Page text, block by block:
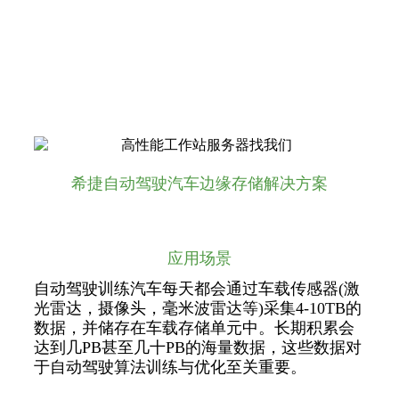
希捷自动驾驶汽车边缘存储解决方案
应用场景
自动驾驶训练汽车每天都会通过车载传感器(激
光雷达，摄像头，毫米波雷达等)采集4-10TB的
数据，并储存在车载存储单元中。长期积累会
达到几PB甚至几十PB的海量数据，这些数据对
于自动驾驶算法训练与优化至关重要。